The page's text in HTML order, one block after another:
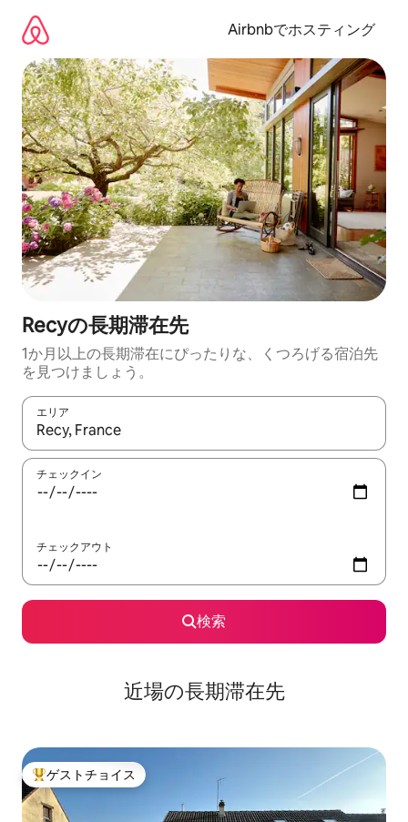
Airbnbでホスティング
Recyの長期滞在先
1か月以上の長期滞在にぴったりな、くつろげる宿泊先
を見つけましょう。
エリア
検索結果が表示されたら、上下の矢印キーを使って移動するか
チェックイン
チェックアウト
検索
近場の長期滞在先
大好評のゲストチョイスです。
ゲストチョイス